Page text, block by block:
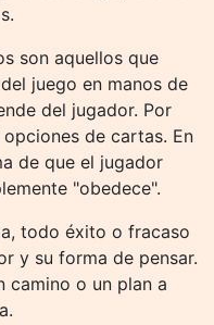
son aquellos que
juego en manos de
del jugador. Por
de cartas. En
de que el jugador
"obedece".
todo éxito o fracaso
y su forma de pensar.
camino o un plan a